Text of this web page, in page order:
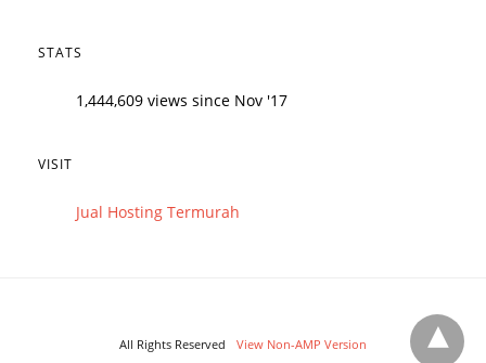
STATS
1,444,609 views since Nov '17
VISIT
Jual Hosting Termurah
All Rights Reserved View Non-AMP Version